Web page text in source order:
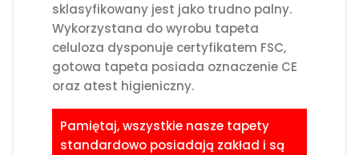
sklasyfikowany jest jako trudno palny.
Wykorzystana do wyrobu tapeta
celuloza dysponuje certyfikatem FSC,
gotowa tapeta posiada oznaczenie CE
oraz atest higieniczny.
Pamiętaj, wszystkie nasze tapety
standardowo posiadają zakład i są